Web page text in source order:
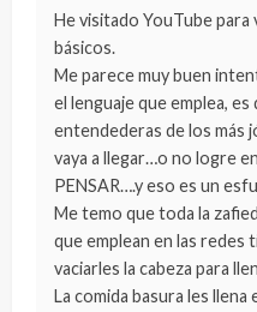
He visitado YouTube
básicos.
Me parece muy buen
el lenguaje que emplea,
entendederas de los más
vaya a llegar…o no logre
PENSAR….y eso es un
Me temo que toda la
que emplean en las redes
vaciarles la cabeza para
La comida basura les